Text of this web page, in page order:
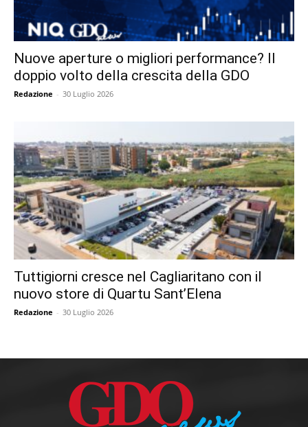
Nuove aperture o migliori performance? Il
doppio volto della crescita della GDO
Redazione - 30 Luglio 2026
Tuttigiorni cresce nel Cagliaritano con il
nuovo store di Quartu Sant’Elena
Redazione - 30 Luglio 2026